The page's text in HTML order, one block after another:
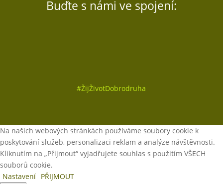
Buďte s námi ve spojení:
#ŽijŽivotDobrodruha
Na našich webových stránkách používáme soubory cookie k
poskytování služeb, personalizaci reklam a analýze návštěvnosti.
Kliknutím na „Přijmout“ vyjadřujete souhlas s použitím VŠECH
souborů cookie.
Nastavení PŘIJMOUT